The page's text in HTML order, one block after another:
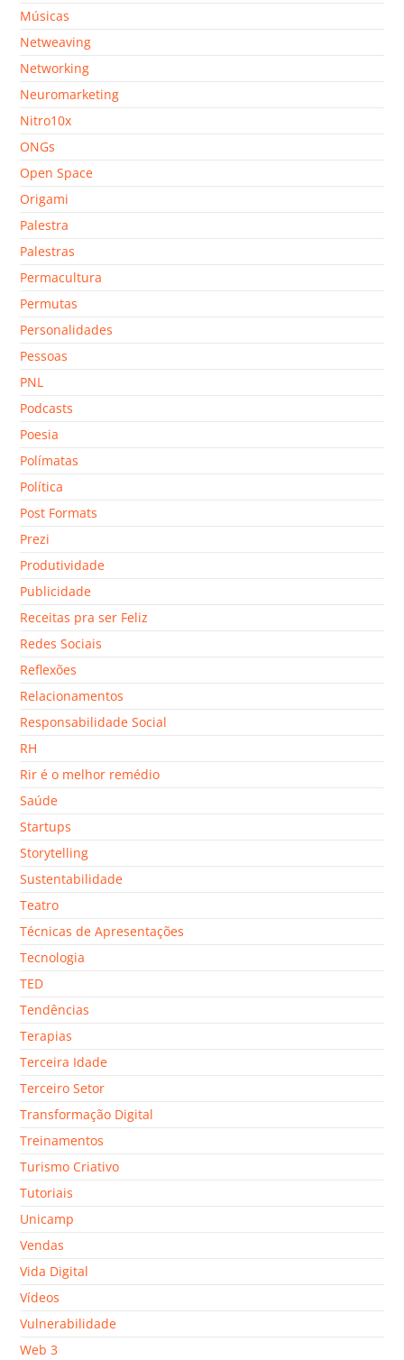
Músicas
Netweaving
Networking
Neuromarketing
Nitro10x
ONGs
Open Space
Origami
Palestra
Palestras
Permacultura
Permutas
Personalidades
Pessoas
PNL
Podcasts
Poesia
Polímatas
Política
Post Formats
Prezi
Produtividade
Publicidade
Receitas pra ser Feliz
Redes Sociais
Reflexões
Relacionamentos
Responsabilidade Social
RH
Rir é o melhor remédio
Saúde
Startups
Storytelling
Sustentabilidade
Teatro
Técnicas de Apresentações
Tecnologia
TED
Tendências
Terapias
Terceira Idade
Terceiro Setor
Transformação Digital
Treinamentos
Turismo Criativo
Tutoriais
Unicamp
Vendas
Vida Digital
Vídeos
Vulnerabilidade
Web 3